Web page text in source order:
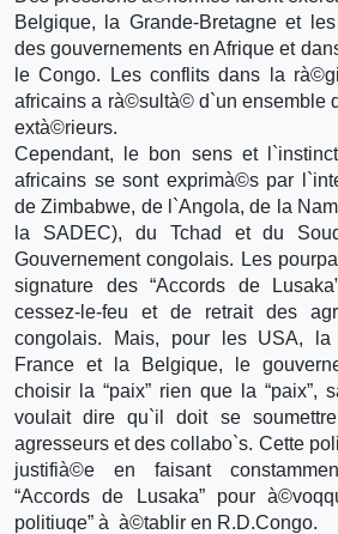
Belgique, la Grande-Bretagne et
des gouvernements en Afrique et
le Congo. Les conflits dans la
africains a rà©sultà© d`un ensemble
extà©rieurs.
Cependant, le bon sens et
africains se sont exprimà©s par
de Zimbabwe, de l`Angola, de la
la SADEC), du Tchad et du
Gouvernement congolais. Les
signature des “Accords de
cessez-le-feu et de retrait des
congolais. Mais, pour les USA, la
France et la Belgique, le
choisir la “paix” rien que la “paix”,
voulait dire qu`il doit se
agresseurs et des collabo`s. Cette
justifià©e en faisant
“Accords de Lusaka” pour
politiuqe” à à©tablir en R.D.Congo.